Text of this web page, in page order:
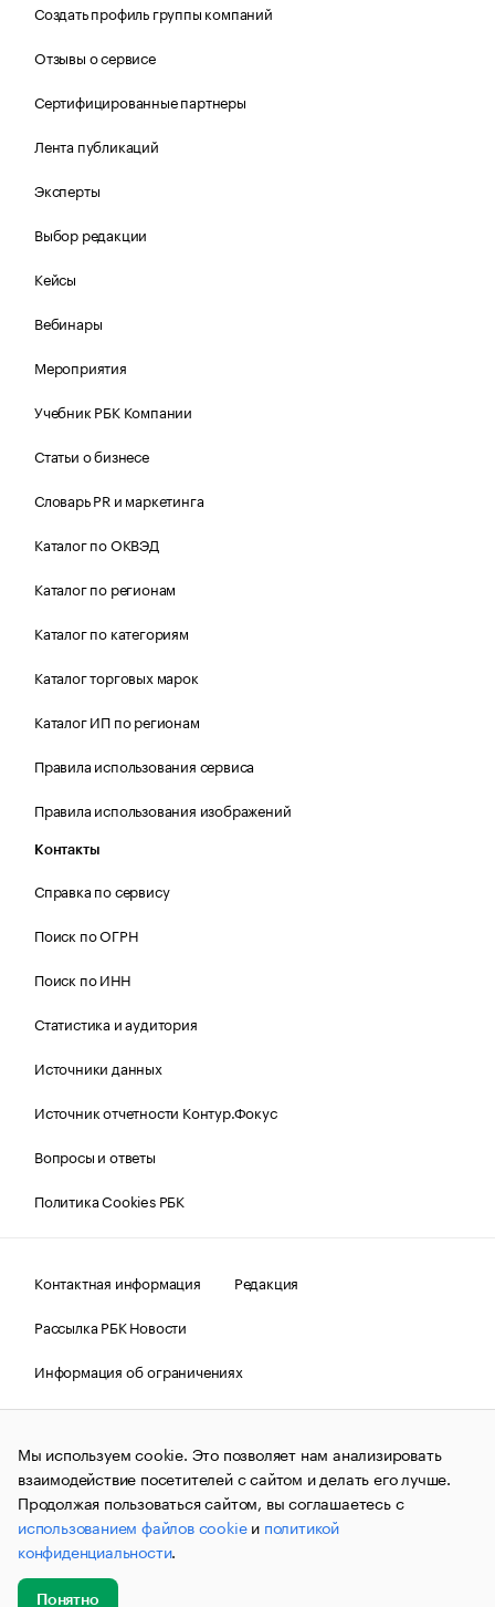
Создать профиль группы компаний
Отзывы о сервисе
Сертифицированные партнеры
Лента публикаций
Эксперты
Выбор редакции
Кейсы
Вебинары
Мероприятия
Учебник РБК Компании
Статьи о бизнесе
Словарь PR и маркетинга
Каталог по ОКВЭД
Каталог по регионам
Каталог по категориям
Каталог торговых марок
Каталог ИП по регионам
Правила использования сервиса
Правила использования изображений
Контакты
Справка по сервису
Поиск по ОГРН
Поиск по ИНН
Статистика и аудитория
Источники данных
Источник отчетности Контур.Фокус
Вопросы и ответы
Политика Cookies РБК
Контактная информация
Редакция
Рассылка РБК Новости
Информация об ограничениях
Правовая информация
О соблюдении авторских прав
© АО «РОСБИЗНЕСКОНСАЛТИНГ»,1995–2026.Сообщения
и материалы информационного агентства «РБК»
(зарегистрировано Федеральной службой по надзору в сфере
связи, информационных технологий и массовых
коммуникаций (Роскомнадзор) 09.12.2015 за номером ИА
№ФС77-63848) сопровождаются пометкой «РБК». Отдельные
публикации могут содержать информацию,
не предназначенную для пользователей
до 18 лет.
Мы используем cookie. Это позволяет нам анализировать
взаимодействие посетителей с сайтом и делать его лучше.
Продолжая пользоваться сайтом, вы соглашаетесь с
использованием файлов cookieи политикой
конфиденциальности.
Понятно